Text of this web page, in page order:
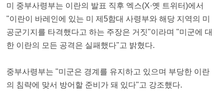
미 중부사령부는 이란의 발표 직후 엑스(X·옛 트위터)에서
"이란이 바레인에 있는 미 제5함대 사령부와 해당 지역의 미
공군기지를 타격했다고 하는 주장은 거짓"이라며 "미군에 대
한 이란의 모든 공격은 실패했다"고 밝혔다.
중부사령부는 "미군은 경계를 유지하고 있으며 부당한 이란
의 침략에 맞서 방어할 준비가 돼 있다"고 강조했다.